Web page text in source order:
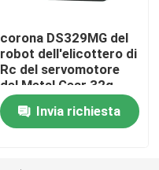
corona DS329MG del
robot dell'elicottero di
Rc del servomotore
del Metal Gear 32g
servo
Invia richiesta